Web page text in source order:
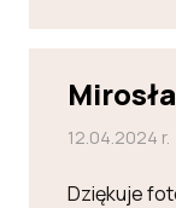
12.04.2024 r.
Dziękuje